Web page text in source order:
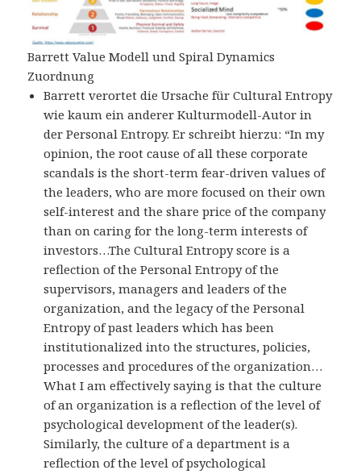
Barrett Value Modell und Spiral Dynamics
Zuordnung
Barrett verortet die Ursache für Cultural Entropy
wie kaum ein anderer Kulturmodell-Autor in
der Personal Entropy. Er schreibt hierzu: “In my
opinion, the root cause of all these corporate
scandals is the short-term fear-driven values of
the leaders, who are more focused on their own
self-interest and the share price of the company
than on caring for the long-term interests of
investors…The Cultural Entropy score is a
reflection of the Personal Entropy of the
supervisors, managers and leaders of the
organization, and the legacy of the Personal
Entropy of past leaders which has been
institutionalized into the structures, policies,
processes and procedures of the organization…
What I am effectively saying is that the culture
of an organization is a reflection of the level of
psychological development of the leader(s).
Similarly, the culture of a department is a
reflection of the level of psychological